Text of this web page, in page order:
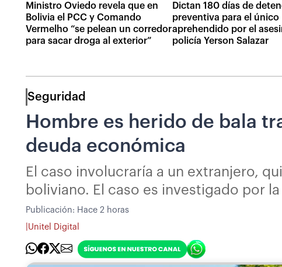
Ministro Oviedo revela que en
Bolivia el PCC y Comando
Vermelho “se pelean un corredor
para sacar droga al exterior”
Dictan 180 días de
preventiva para el único
aprehendido por el
policía Yerson Salazar
Seguridad
Hombre es herido de bala
deuda económica
El caso involucraría a un extranjero,
boliviano. El caso es investigado por
Publicación: Hace 2 horas
Unitel Digital